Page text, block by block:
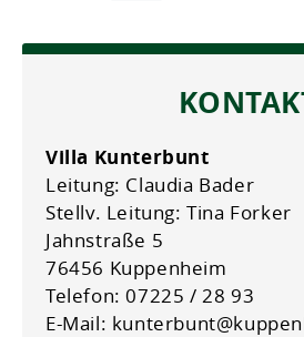
Villa Kunterbunt
Leitung: Claudia Bader
Stellv. Leitung: Tina Forker
Jahnstraße 5
76456 Kuppenheim
Telefon: 07225 / 28 93
E-Mail: